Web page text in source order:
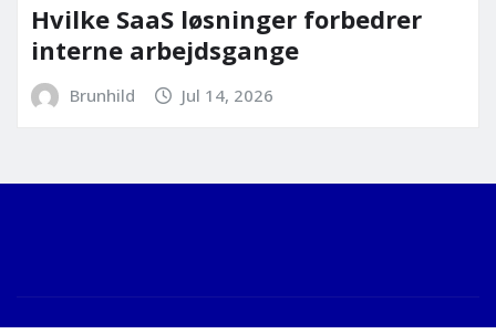
Hvilke SaaS løsninger forbedrer
interne arbejdsgange
Brunhild Jul 14, 2026